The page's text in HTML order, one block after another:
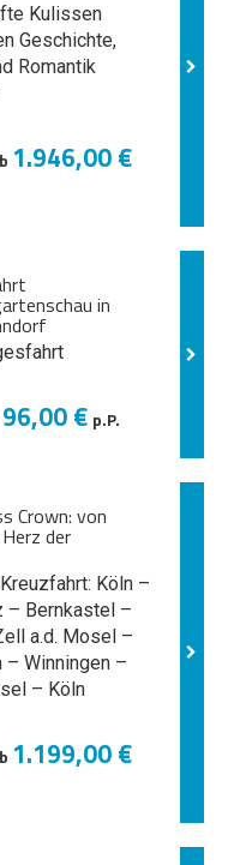
Kulissen
Geschichte,
Romantik
1.946,00 €
in
96,00 € p.P.
Crown: von
der
Köln –
– Bernkastel –
a.d. Mosel –
– Winningen –
– Köln
1.199,00 €